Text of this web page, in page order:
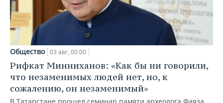
Общество 03 авг, 00:00
Рифкат Минниханов: «Как бы ни говорили,
что незаменимых людей нет, но, к
сожалению, он незаменимый»